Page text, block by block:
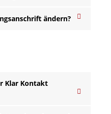
ändern?
Klar Kontakt